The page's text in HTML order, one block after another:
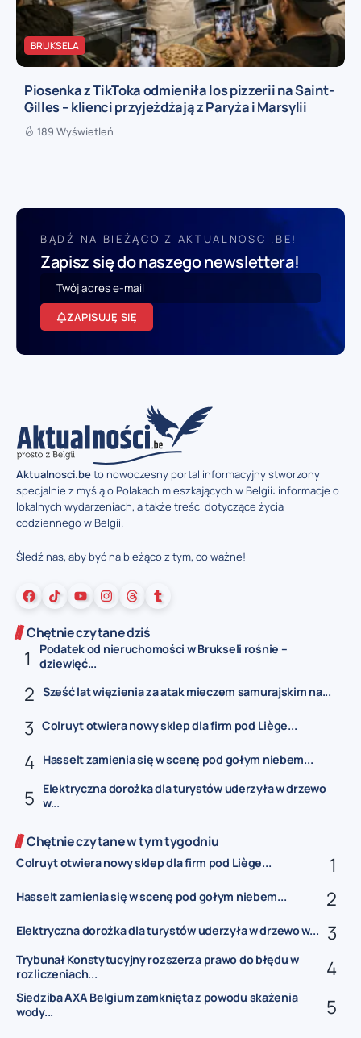
BRUKSELA
Piosenka z TikToka odmieniła los pizzerii na Saint-
Gilles – klienci przyjeżdżają z Paryża i Marsylii
189 Wyświetleń
BĄDŹ NA BIEŻĄCO Z AKTUALNOSCI.BE!
Zapisz się do naszego newslettera!
ZAPISUJĘ SIĘ
Aktualnosci.beto nowoczesny portal informacyjny stworzony
specjalnie z myślą o Polakach mieszkających w Belgii: informacje o
lokalnych wydarzeniach, a także treści dotyczące życia
codziennego w Belgii.
Śledź nas, aby być na bieżąco z tym, co ważne!
Chętnie czytane dziś
Podatek od nieruchomości w Brukseli rośnie –
dziewięć...
Sześć lat więzienia za atak mieczem samurajskim na...
Colruyt otwiera nowy sklep dla firm pod Liège...
Hasselt zamienia się w scenę pod gołym niebem...
Elektryczna dorożka dla turystów uderzyła w drzewo
w...
Chętnie czytane w tym tygodniu
Colruyt otwiera nowy sklep dla firm pod Liège...
Hasselt zamienia się w scenę pod gołym niebem...
Elektryczna dorożka dla turystów uderzyła w drzewo w...
Trybunał Konstytucyjny rozszerza prawo do błędu w
rozliczeniach...
Siedziba AXA Belgium zamknięta z powodu skażenia
wody...